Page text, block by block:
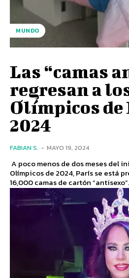
MUNDO
Las “camas
regresan a
Olímpicos de
2024
FABIAN S. - MAYO 19, 2024
A poco menos de dos meses del
Olímpicos de 2024, París se está
16,000 camas de cartón